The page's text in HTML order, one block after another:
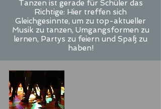
Tanzen ist gerade für Schüler das
Richtige: Hier treffen sich
Gleichgesinnte, um zu top-aktueller
Musik zu tanzen, Umgangsformen zu
lernen, Partys zu feiern und Spaß zu
haben!